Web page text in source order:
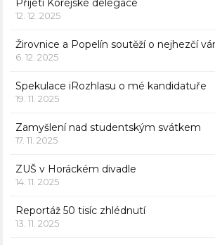
Přijetí Korejské delegace
12. 12. 2025
Žirovnice a Popelín soutěží o nejhezčí
6. 12. 2025
Spekulace iRozhlasu o mé kandidatuře
19. 11. 2025
Zamyšlení nad studentským svátkem
17. 11. 2025
ZUŠ v Horáckém divadle
14. 11. 2025
Reportáž 50 tisíc zhlédnutí
13. 11. 2025